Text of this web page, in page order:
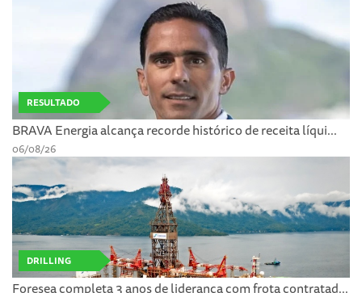
RESULTADO
BRAVA Energia alcança recorde histórico de receita líqui...
06/08/26
DRILLING
Foresea completa 3 anos de liderança com frota contratad...